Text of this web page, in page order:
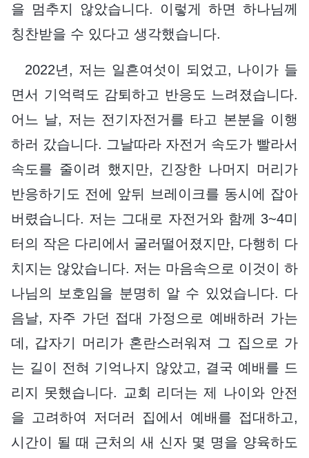
을 멈추지 않았습니다. 이렇게 하면 하나님께
칭찬받을 수 있다고 생각했습니다.
2022년, 저는 일흔여섯이 되었고, 나이가 들
면서 기억력도 감퇴하고 반응도 느려졌습니다.
어느 날, 저는 전기자전거를 타고 본분을 이행
하러 갔습니다. 그날따라 자전거 속도가 빨라서
속도를 줄이려 했지만, 긴장한 나머지 머리가
반응하기도 전에 앞뒤 브레이크를 동시에 잡아
버렸습니다. 저는 그대로 자전거와 함께 3~4미
터의 작은 다리에서 굴러떨어졌지만, 다행히 다
치지는 않았습니다. 저는 마음속으로 이것이 하
나님의 보호임을 분명히 알 수 있었습니다. 다
음날, 자주 가던 접대 가정으로 예배하러 가는
데, 갑자기 머리가 혼란스러워져 그 집으로 가
는 길이 전혀 기억나지 않았고, 결국 예배를 드
리지 못했습니다. 교회 리더는 제 나이와 안전
을 고려하여 저더러 집에서 예배를 접대하고,
시간이 될 때 근처의 새 신자 몇 명을 양육하도